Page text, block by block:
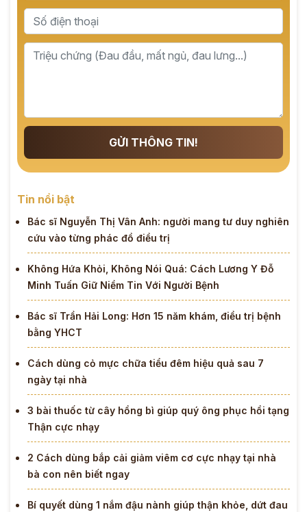
GỬI THÔNG TIN!
Tin nổi bật
Bác sĩ Nguyễn Thị Vân Anh: người mang tư duy nghiên
cứu vào từng phác đồ điều trị
Không Hứa Khỏi, Không Nói Quá: Cách Lương Y Đỗ
Minh Tuấn Giữ Niềm Tin Với Người Bệnh
Bác sĩ Trần Hải Long: Hơn 15 năm khám, điều trị bệnh
bằng YHCT
Cách dùng cỏ mực chữa tiểu đêm hiệu quả sau 7
ngày tại nhà
3 bài thuốc từ cây hồng bì giúp quý ông phục hồi tạng
Thận cực nhạy
2 Cách dùng bắp cải giảm viêm cơ cực nhạy tại nhà
bà con nên biết ngay
Bí quyết dùng 1 nắm đậu nành giúp thận khỏe, dứt đau